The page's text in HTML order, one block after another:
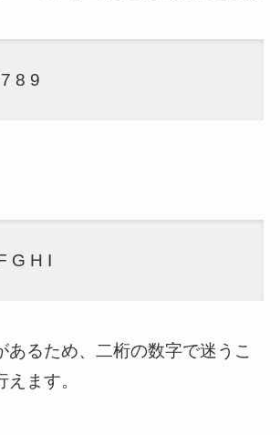
8 9
G H I
あるため、二桁の数字で迷うこ
ます。